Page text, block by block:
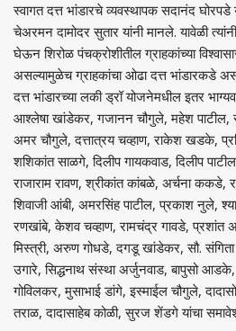
स्वागत दत्त भांडारचे व्यवस्थापक सदानंद
चेअरमन दामोदर सुतार यांनी मानले. यावेळी
घेऊन शिरोळ पंचक्रोशीतील ग्राहकांच्या
असल्यामुळेच ग्राहकांचा ओढा दत्त भांडारकडे
दत्त भांडारच्या लकी ड्रॉ योजनेमधील इतर
आश्लेषा खांडेकर, गजानन चौगुले, महेश
अमर चौगुले, दत्तात्रय चव्हाण, राकेश खडके,
शशिकांत साळगे, दिलीप गायकवाड, दिलीप
राजाराम रावण, श्रीकांत कांबळे, अर्चना
शिवाजी आंबी, अमरसिंह पाटील, प्रकाश नुले,
रणखांबे, केशव चव्हाण, रामचंद्र गावडे, प्रशांत
मिस्त्री, अरुण गोधडे, दगडू खांडेकर, सौ.
उगारे, सिद्धनाथ संस्था अर्जुनवाड, बापुसो
गोविलकर, मुसाभाई डांगे, इस्माईल चौगुले,
तराळ, दादासाहेब कोळी, सुरज शेंडगे यांचा